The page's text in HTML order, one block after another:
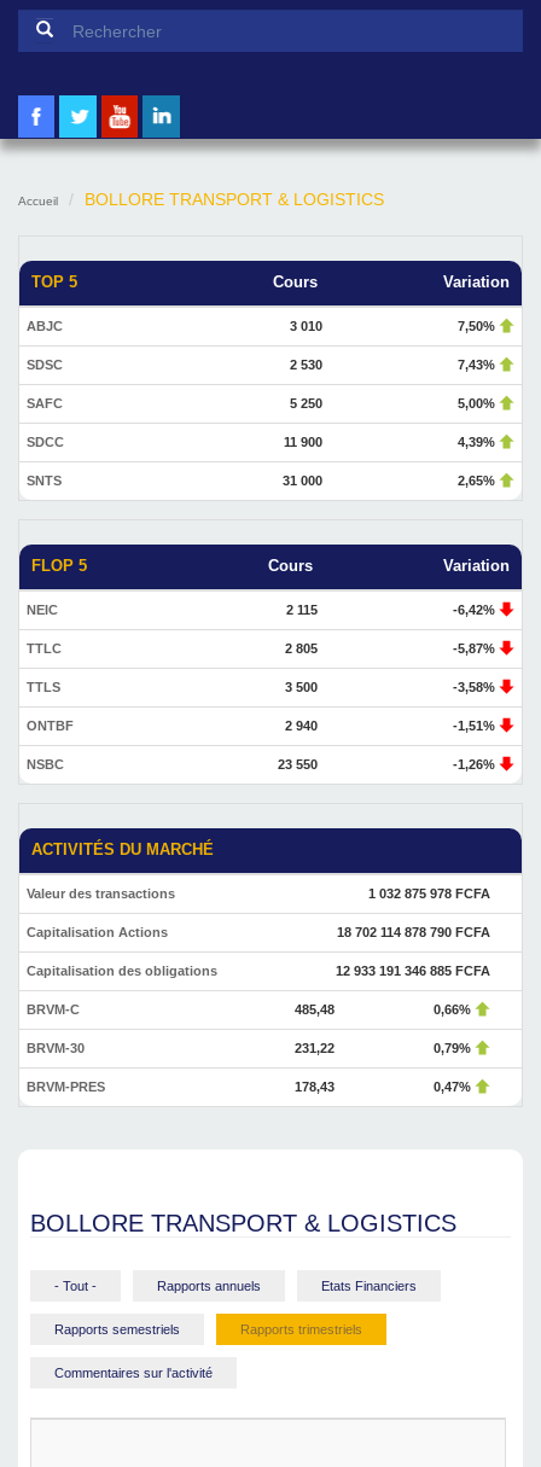
Formulaire de recherche
Accueil BOLLORE TRANSPORT & LOGISTICS
TOP 5 Cours Variation
ABJC 3 010 7,50%
SDSC 2 530 7,43%
SAFC 5 250 5,00%
SDCC 11 900 4,39%
SNTS 31 000 2,65%
FLOP 5 Cours Variation
NEIC 2 115 -6,42%
TTLC 2 805 -5,87%
TTLS 3 500 -3,58%
ONTBF 2 940 -1,51%
NSBC 23 550 -1,26%
ACTIVITÉS DU MARCHÉ
Valeur des transactions 1 032 875 978 FCFA
Capitalisation Actions 18 702 114 878 790 FCFA
Capitalisation des obligations 12 933 191 346 885 FCFA
BRVM-C 485,48 0,66%
BRVM-30 231,22 0,79%
BRVM-PRES 178,43 0,47%
BOLLORE TRANSPORT & LOGISTICS
- Tout - Rapports annuels Etats Financiers
Rapports semestriels Rapports trimestriels
Commentaires sur l'activité